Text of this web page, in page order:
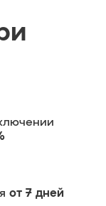
от 7 дней